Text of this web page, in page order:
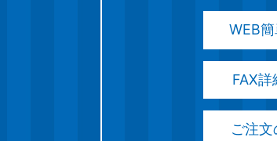
WEB
FAX
ご注